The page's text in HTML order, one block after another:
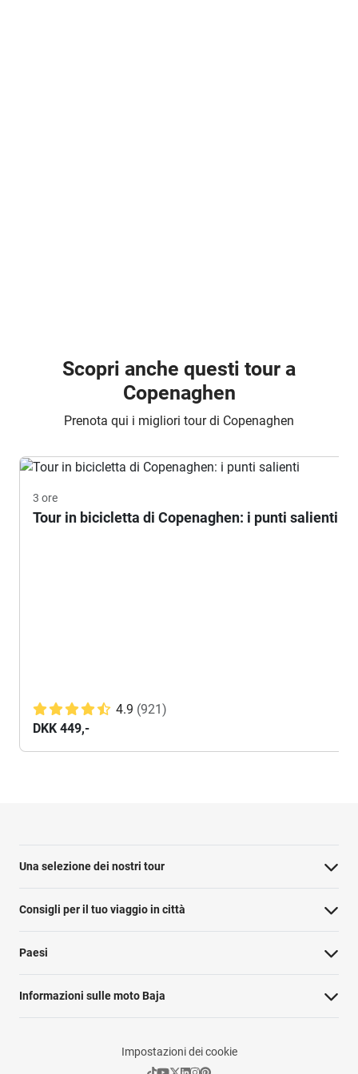
Scopri anche questi tour a
Copenaghen
Prenota qui i migliori tour di Copenaghen
3 ore
Tour in bicicletta di Copenaghen: i punti salienti
4.9 (921)
DKK 449,-
Una selezione dei nostri tour
Consigli per il tuo viaggio in città
Paesi
Informazioni sulle moto Baja
Impostazioni dei cookie